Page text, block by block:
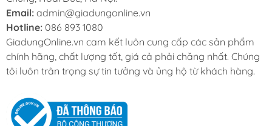
Email: admin@giadungonline.vn
Hotline: 086 893 1080
GiadungOnline.vn cam kết luôn cung cấp các sản phẩm
chính hãng, chất lượng tốt, giá cả phải chăng nhất. Chúng
tôi luôn trân trọng sự tin tưởng và ủng hộ từ khách hàng.